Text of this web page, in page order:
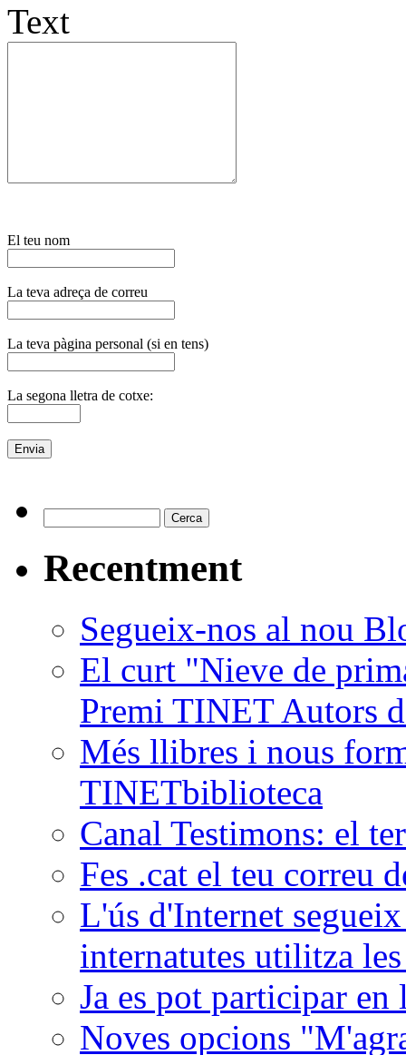
Text
El teu nom
La teva adreça de correu
La teva pàgina personal (si en tens)
La segona lletra de cotxe:
Recentment
Segueix-nos al nou
El curt "Nieve de
Premi TINET Autors
Més llibres i nous
TINETbiblioteca
Canal Testimons: el
Fes .cat el teu correu
L'ús d'Internet
internatutes utilitza
Ja es pot participar
Noves opcions